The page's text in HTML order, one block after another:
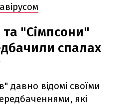
"Сімпсони"
спалах
давно відомі своїми
які